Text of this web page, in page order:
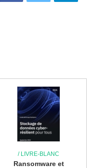
/ LIVRE-BLANC
Ransomware et